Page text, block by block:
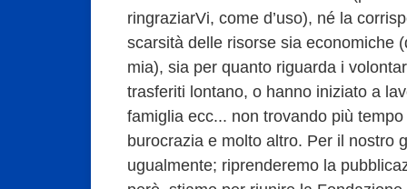
ringraziarVi, come d’uso), né la
scarsità delle risorse sia economiche
mia), sia per quanto riguarda i
trasferiti lontano, o hanno iniziato a
famiglia ecc... non trovando più
burocrazia e molto altro. Per il nostro
ugualmente; riprenderemo la